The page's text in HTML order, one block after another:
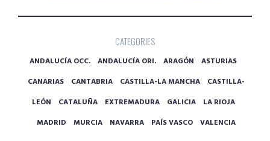
CATEGORIES
ANDALUCÍA OCC. ANDALUCÍA ORI. ARAGÓN
ASTURIAS
CANARIAS
CANTABRIA CASTILLA-LA MANCHA
CASTILLA-
LEÓN
CATALUÑA EXTREMADURA GALICIA
LA RIOJA
MADRID
MURCIA NAVARRA PAÍS VASCO VALENCIA